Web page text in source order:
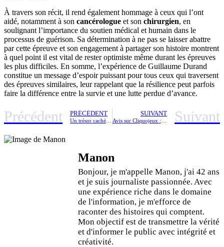
À travers son récit, il rend également hommage à ceux qui l’ont
aidé, notamment à son cancérologue et son chirurgien, en
soulignant l’importance du soutien médical et humain dans le
processus de guérison. Sa détermination à ne pas se laisser abattre
par cette épreuve et son engagement à partager son histoire montrent
à quel point il est vital de rester optimiste même durant les épreuves
les plus difficiles. En somme, l’expérience de Guillaume Durand
constitue un message d’espoir puissant pour tous ceux qui traversent
des épreuves similaires, leur rappelant que la résilience peut parfois
faire la différence entre la survie et une lutte perdue d’avance.
Précédent PRÉCÉDENT SUIVANT Suivant
Manon
Bonjour, je m'appelle Manon, j'ai 42 ans
et je suis journaliste passionnée. Avec
une expérience riche dans le domaine
de l'information, je m'efforce de
raconter des histoires qui comptent.
Mon objectif est de transmettre la vérité
et d'informer le public avec intégrité et
créativité.